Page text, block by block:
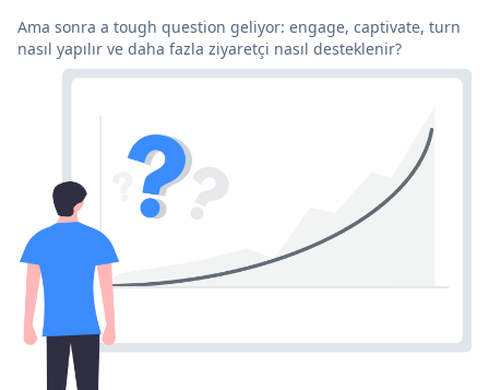
Ama sonra a tough question geliyor: engage, captivate, turn
nasıl yapılır ve daha fazla ziyaretçi nasıl desteklenir?